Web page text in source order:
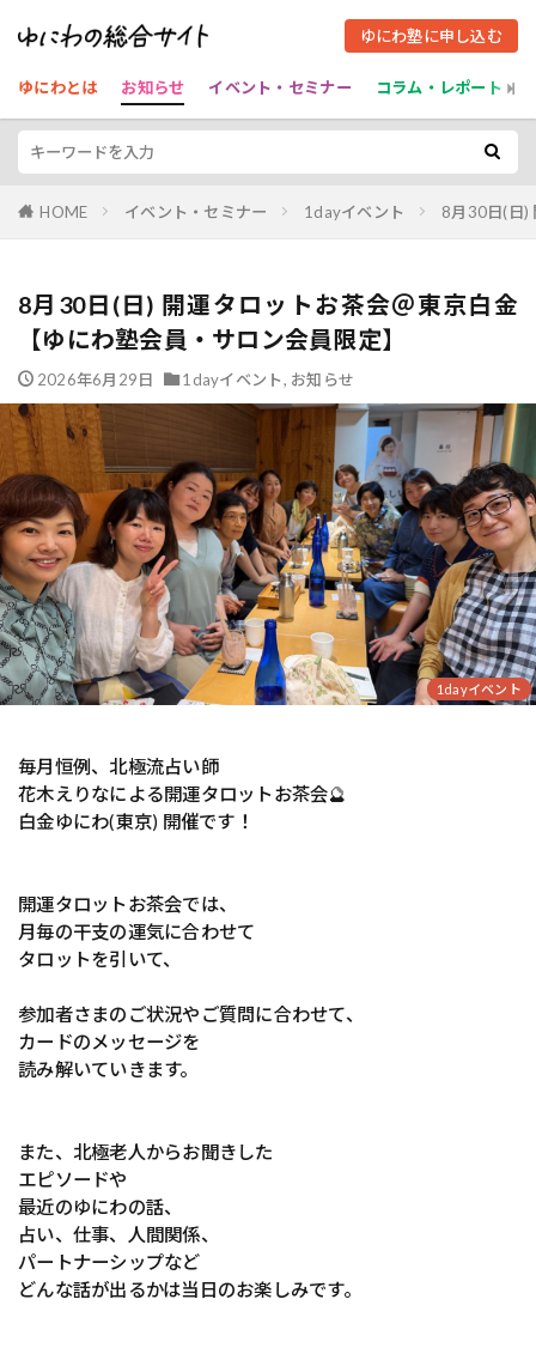
ゆにわ塾に申し込む
ゆにわとは お知らせ イベント・セミナー コラム・レポート
HOME イベント・セミナー 1dayイベント 8月30日(日)
8月30日(日) 開運タロットお茶会＠東京白金
【ゆにわ塾会員・サロン会員限定】
2026年6月29日 1dayイベント, お知らせ
1dayイベント
毎月恒例、北極流占い師
花木えりなによる開運タロットお茶会🔮
白金ゆにわ(東京) 開催です！
開運タロットお茶会では、
月毎の干支の運気に合わせて
タロットを引いて、
参加者さまのご状況やご質問に合わせて、
カードのメッセージを
読み解いていきます。
また、北極老人からお聞きした
エピソードや
最近のゆにわの話、
占い、仕事、人間関係、
パートナーシップなど
どんな話が出るかは当日のお楽しみです。